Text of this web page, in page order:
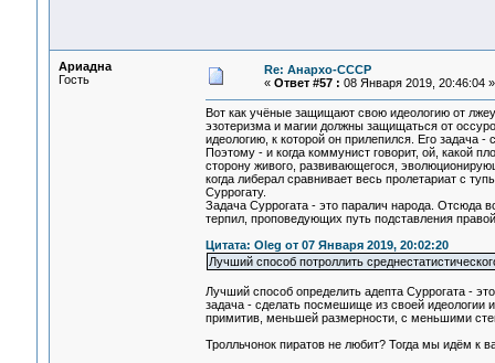
Ариадна
Гость
Re: Анархо-СССР
« Ответ #57 : 08 Января 2019, 20:46:04 »
Вот как учёные защищают свою идеологию от
эзотеризма и магии должны защищаться от
идеологию, к которой он прилепился. Его задача
Поэтому - и когда коммунист говорит, ой, какой
сторону живого, развивающегося,
когда либерал сравнивает весь пролетариат с
Суррогату.
Задача Суррогата - это паралич народа. Отсюда
терпил, проповедующих путь подставления
Цитата: Oleg от 07 Января 2019, 20:02:20
Лучший способ потроллить
Лучший способ определить адепта Суррогата -
задача - сделать посмешище из своей идеологии
примитив, меньшей размерности, с меньшими
Тролльчонок пиратов не любит? Тогда мы идём к